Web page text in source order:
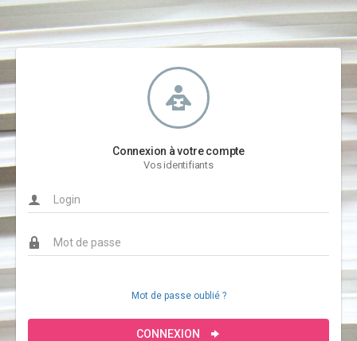
Connexion à votre compte
Vos identifiants
Mot de passe oublié ?
CONNEXION